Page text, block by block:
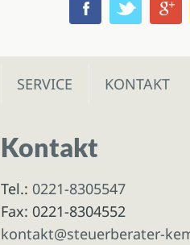
SERVICE KONTAKT
Kontakt
Tel.: 0221-8305547
Fax: 0221-8304552
kontakt@steuerberater-